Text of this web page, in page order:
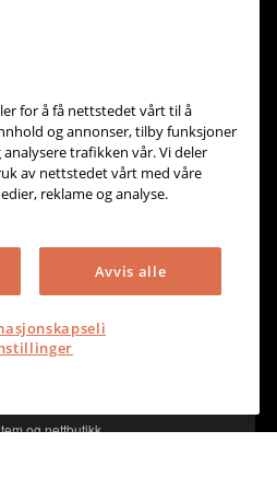
og nettbutikk
og nettbutikk
for å få nettstedet vårt til å
og annonser, tilby funksjoner
trafikken vår. Vi deler
av nettstedet vårt med våre
reklame og analyse.
Avvis alle